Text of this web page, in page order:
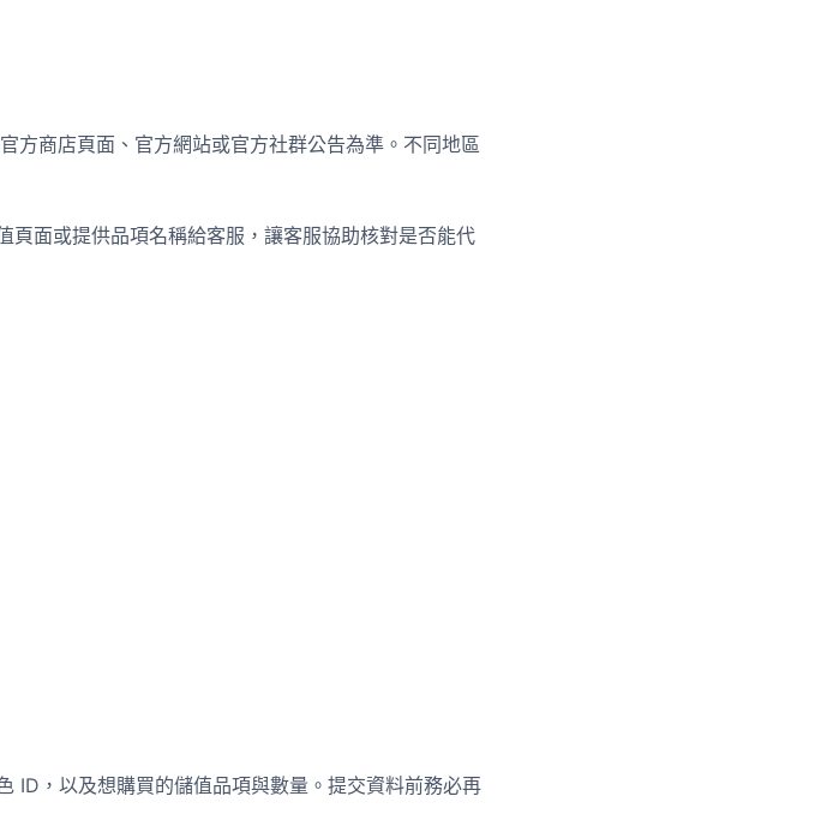
方商店頁面、官方網站或官方社群公告為準。不同地區
面或提供品項名稱給客服，讓客服協助核對是否能代
ID，以及想購買的儲值品項與數量。提交資料前務必再